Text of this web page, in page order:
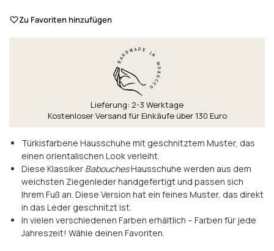
Zu Favoriten hinzufügen
Lieferung: 2-3 Werktage
Kostenloser Versand für Einkäufe über 130 Euro
Türkisfarbene Hausschuhe mit geschnitztem Muster, das
einen orientalischen Look verleiht.
Diese Klassiker BabouchesHausschuhe werden aus dem
weichsten Ziegenleder handgefertigt und passen sich
Ihrem Fuß an. Diese Version hat ein feines Muster, das direkt
in das Leder geschnitzt ist.
In vielen verschiedenen Farben erhältlich – Farben für jede
Jahreszeit! Wähle deinen Favoriten.